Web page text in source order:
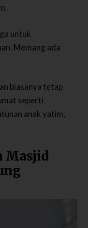
untuk
Memang ada
biasanya tetap
seperti
anak yatim,
Masjid